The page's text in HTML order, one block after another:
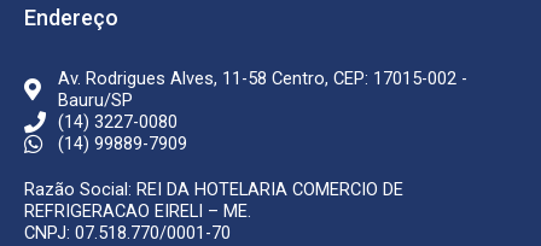
k
-
m
Endereço
Av. Rodrigues Alves, 11-58 Centro, CEP: 17015-002 -
Bauru/SP
(14) 3227-0080
(14) 99889-7909
Razão Social: REI DA HOTELARIA COMERCIO DE
REFRIGERACAO EIRELI – ME.
CNPJ: 07.518.770/0001-70